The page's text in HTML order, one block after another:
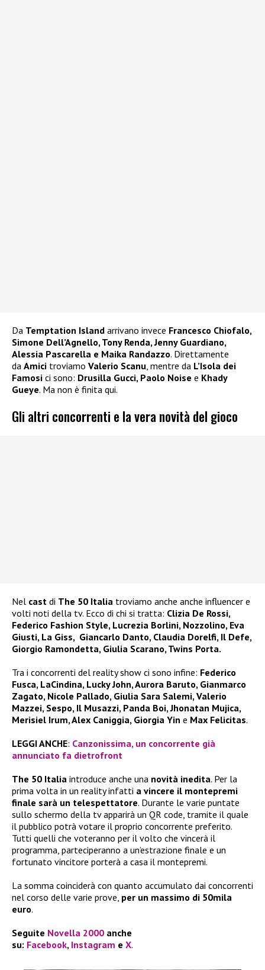
Da Temptation Island arrivano invece Francesco Chiofalo,
Simone Dell’Agnello, Tony Renda, Jenny Guardiano,
Alessia Pascarella e Maika Randazzo. Direttamente
da Amici troviamo Valerio Scanu, mentre da L’Isola dei
Famosi ci sono: Drusilla Gucci, Paolo Noise e Khady
Gueye. Ma non è finita qui.
Gli altri concorrenti e la vera novità del gioco
Nel cast di The 50 Italia troviamo anche anche influencer e
volti noti della tv. Ecco di chi si tratta: Clizia De Rossi,
Federico Fashion Style, Lucrezia Borlini, Nozzolino, Eva
Giusti, La Giss, Giancarlo Danto, Claudia Dorelfi, Il Defe,
Giorgio Ramondetta, Giulia Scarano, Twins Porta.
Tra i concorrenti del reality show ci sono infine: Federico
Fusca, LaCindina, Lucky John, Aurora Baruto, Gianmarco
Zagato, Nicole Pallado, Giulia Sara Salemi, Valerio
Mazzei, Sespo, Il Musazzi, Panda Boi, Jhonatan Mujica,
Merisiel Irum, Alex Caniggia, Giorgia Yin e Max Felicitas.
LEGGI ANCHE: Canzonissima, un concorrente già
annunciato fa dietrofront
The 50 Italia introduce anche una novità inedita. Per la
prima volta in un reality infatti a vincere il montepremi
finale sarà un telespettatore. Durante le varie puntate
sullo schermo della tv apparirà un QR code, tramite il quale
il pubblico potrà votare il proprio concorrente preferito.
Tutti quelli che voteranno per il volto che vincerà il
programma, parteciperanno a un’estrazione finale e un
fortunato vincitore porterà a casa il montepremi.
La somma coinciderà con quanto accumulato dai concorrenti
nel corso delle varie prove, per un massimo di 50mila
euro.
Seguite Novella 2000 anche
su: Facebook, Instagram e X.